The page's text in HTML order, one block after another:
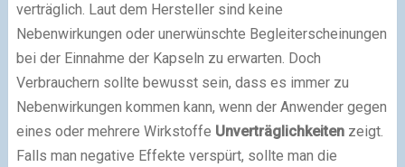
verträglich. Laut dem Hersteller sind keine
Nebenwirkungen oder unerwünschte Begleiterscheinungen
bei der Einnahme der Kapseln zu erwarten. Doch
Verbrauchern sollte bewusst sein, dass es immer zu
Nebenwirkungen kommen kann, wenn der Anwender gegen
eines oder mehrere Wirkstoffe Unverträglichkeitenzeigt.
Falls man negative Effekte verspürt, sollte man die